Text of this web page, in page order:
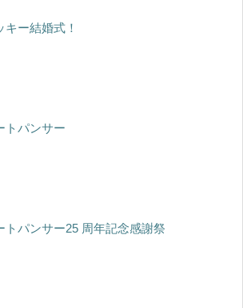
キー結婚式！
トパンサー
トパンサー25 周年記念感謝祭